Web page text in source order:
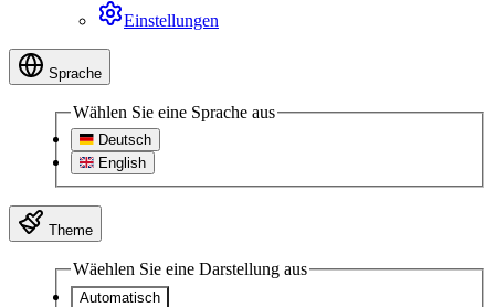
Einstellungen
Sprache
Wählen Sie eine Sprache aus
Deutsch
English
Theme
Wäehlen Sie eine Darstellung aus
Automatisch